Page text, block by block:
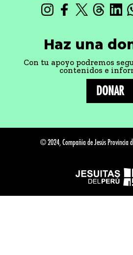
Haz una
Con tu apoyo podremos
contenidos e
DONAR
© 2024, Compañía de Jesús Provincia